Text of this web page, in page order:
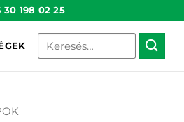
30 198 02 25
Keresés
következőre: